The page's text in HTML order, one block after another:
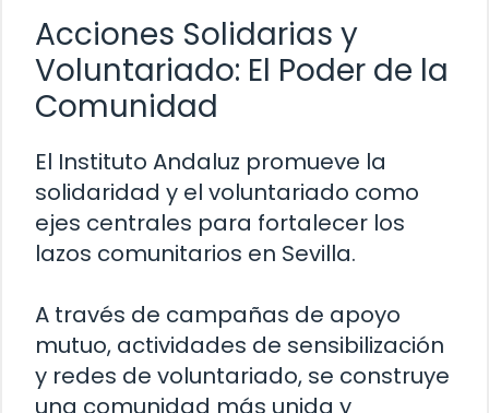
Acciones Solidarias y
Voluntariado: El Poder de la
Comunidad
El Instituto Andaluz promueve la
solidaridad y el voluntariado como
ejes centrales para fortalecer los
lazos comunitarios en Sevilla.
A través de campañas de apoyo
mutuo, actividades de sensibilización
y redes de voluntariado, se construye
una comunidad más unida y